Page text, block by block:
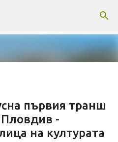
съдържание
първия транш
-
на културата